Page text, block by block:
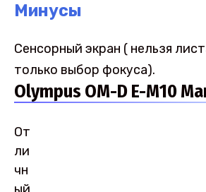
Минусы
Сенсорный экран ( нельзя
только выбор фокуса).
Olympus OM-D E-M10
От
ли
чн